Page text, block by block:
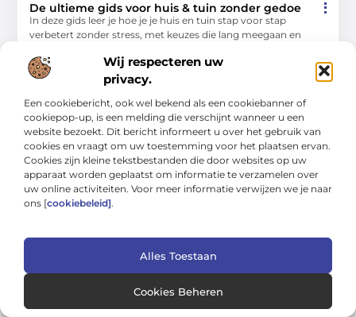
Wij respecteren uw
privacy.
Een cookiebericht, ook wel bekend als een cookiebanner of
cookiepop-up, is een melding die verschijnt wanneer u een
website bezoekt. Dit bericht informeert u over het gebruik van
cookies en vraagt om uw toestemming voor het plaatsen ervan.
Cookies zijn kleine tekstbestanden die door websites op uw
apparaat worden geplaatst om informatie te verzamelen over
uw online activiteiten. Voor meer informatie verwijzen we je naar
ons [cookiebeleid].
Alles Toestaan
Cookies Beheren
De ultieme gids voor huis & tuin zonder gedoe
In deze gids leer je hoe je je huis en tuin stap voor stap
verbetert zonder stress, met keuzes die lang meegaan en
Woning En Tuin
Van klein nieuws tot grote trends – alles op Bigoz.nl.
Lees inspirerende blogs en artikelen over het dagelijks leven,
actualiteit en meer.